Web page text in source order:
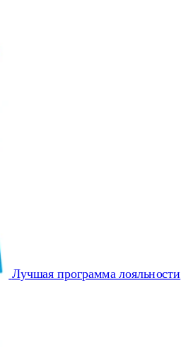
Лучшая программа лояльности